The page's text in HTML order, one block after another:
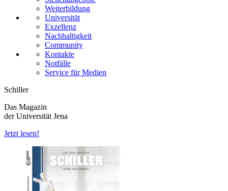
Weiterbildung
Universität
Exzellenz
Nachhaltigkeit
Community
Kontakte
Notfälle
Service für Medien
Schiller
Das Magazin
der Universität Jena
Jetzt lesen!